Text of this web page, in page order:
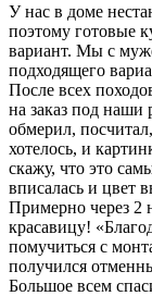
У нас в доме
поэтому готовые
вариант. Мы с
подходящего
После всех
на заказ под наши
обмерил,
хотелось, и
скажу, что это
вписалась и цвет
Примерно через 2
красавицу!
помучиться с
получился
Большое всем